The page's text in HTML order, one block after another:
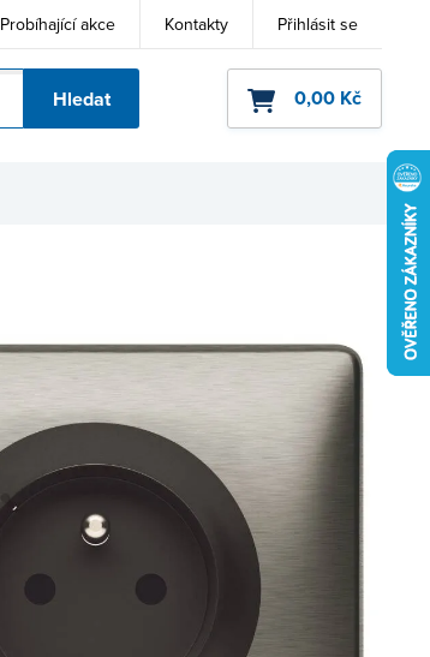
Probíhající akce Kontakty Přihlásit se
Hledat 0,00 Kč